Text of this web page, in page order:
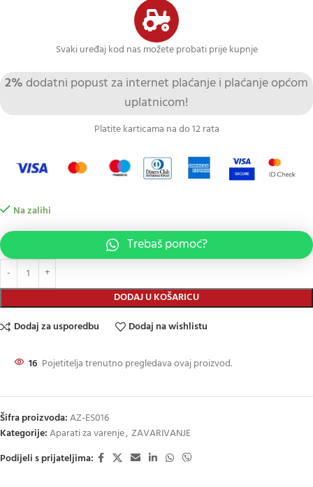
Svaki uređaj kod nas možete probati prije kupnje
2% dodatni popust za internet plaćanje i plaćanje općom
uplatnicom!
Platite karticama na do 12 rata
Na zalihi
DODAJ U KOŠARICU
Trebaš pomoć?
Dodaj za usporedbu Dodaj na wishlistu
16 Pojetitelja trenutno pregledava ovaj proizvod.
Šifra proizvoda:AZ-ES016
Kategorije:Aparati za varenje, ZAVARIVANJE
Podijeli s prijateljima: